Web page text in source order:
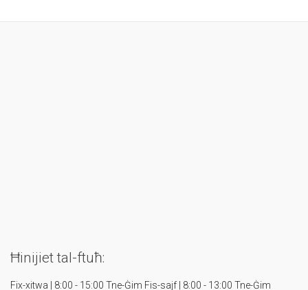
Ħinijiet tal-ftuħ:
Fix-xitwa | 8:00 - 15:00 Tne-Ġim Fis-sajf | 8:00 - 13:00 Tne-Ġim